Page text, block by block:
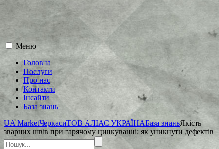
Меню
Головна
Послуги
Про нас
Контакти
Інсайти
База знань
UA MarketЧеркасиТОВ АЛІАС УКРАЇНАБаза знаньЯкість
зварних швів при гарячому цинкуванні: як уникнути дефектів